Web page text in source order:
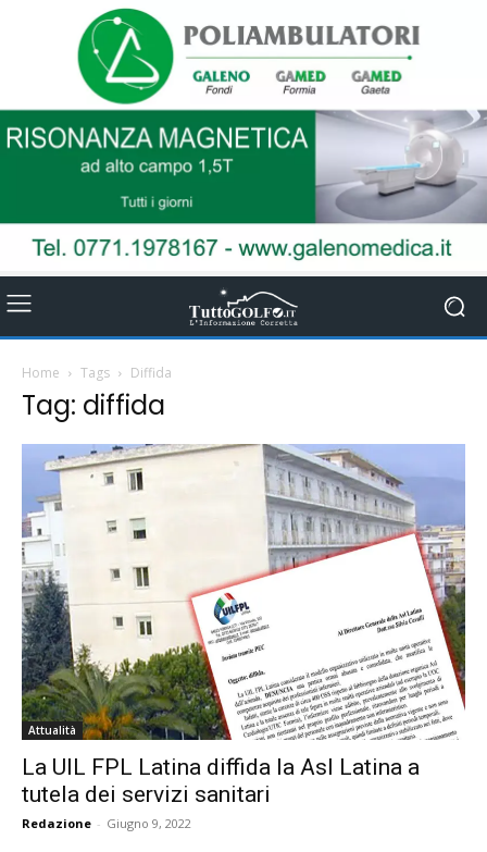
Home Tags Diffida
Tag: diffida
Attualità
La UIL FPL Latina diffida la Asl Latina a
tutela dei servizi sanitari
Redazione - Giugno 9, 2022